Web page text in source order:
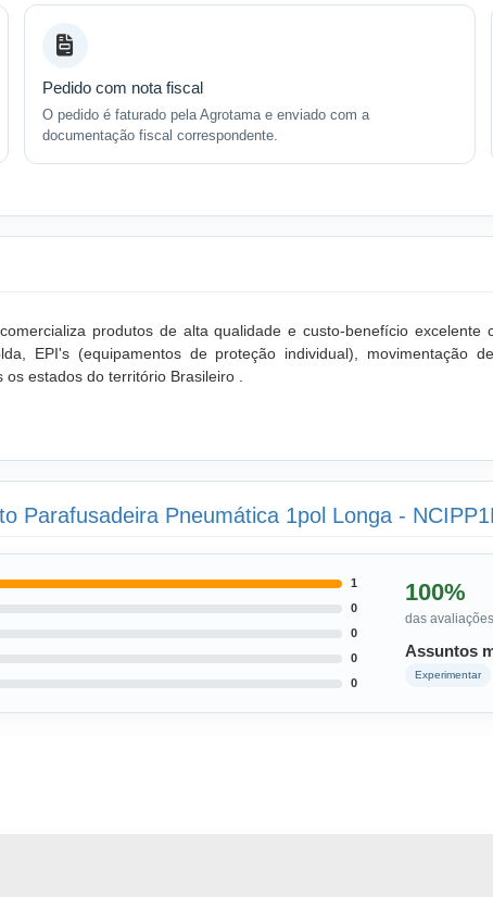
Pedido com nota fiscal
O pedido é faturado pela Agrotama e enviado com a
documentação fiscal correspondente.
produtos de alta qualidade e custo-benefício
EPI's (equipamentos de proteção individual),
estados do território Brasileiro .
Parafusadeira Pneumática 1pol Longa -
1
0
0
0
0
100%
das
Assuntos
Experimentar